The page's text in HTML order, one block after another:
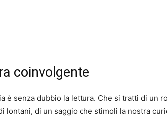
coinvolgente
è senza dubbio la lettura. Che si tratti di un
lontani, di un saggio che stimoli la nostra